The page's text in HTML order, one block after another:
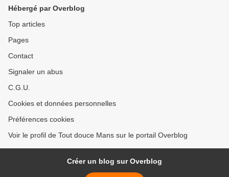
Hébergé par Overblog
Top articles
Pages
Contact
Signaler un abus
C.G.U.
Cookies et données personnelles
Préférences cookies
Voir le profil de Tout douce Mans sur le portail Overblog
Créer un blog sur Overblog